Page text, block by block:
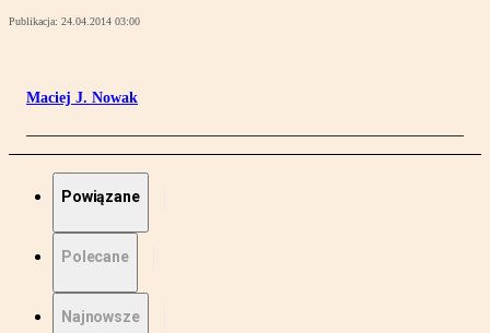
Publikacja: 24.04.2014 03:00
Maciej J. Nowak
Powiązane
Polecane
Najnowsze